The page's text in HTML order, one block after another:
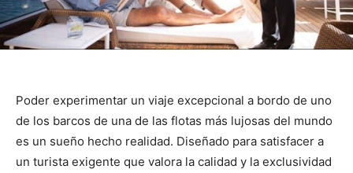
Poder experimentar un viaje excepcional a bordo de uno
de los barcos de una de las flotas más lujosas del mundo
es un sueño hecho realidad. Diseñado para satisfacer a
un turista exigente que valora la calidad y la exclusividad